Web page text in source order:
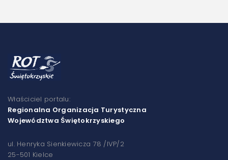
Właściciel portalu:
Regionalna Organizacja Turystyczna
Województwa Świętokrzyskiego
ul. Henryka Sienkiewicza 78 /IVP/2
25-501 Kielce